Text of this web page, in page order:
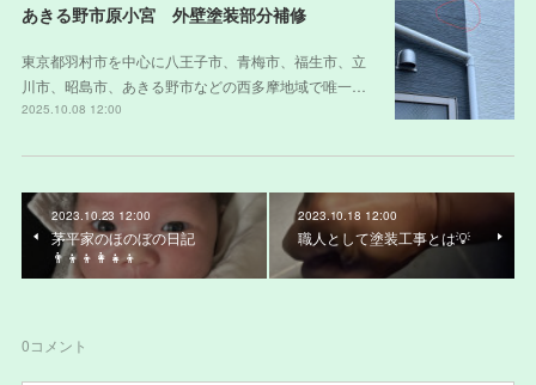
あきる野市原小宮 外壁塗装部分補修
東京都羽村市を中心に八王子市、青梅市、福生市、立
川市、昭島市、あきる野市などの西多摩地域で唯一…
2025.10.08 12:00
2023.10.23 12:00
茅平家のほのぼの日記
👨‍👦‍👦👩‍👧‍👦
2023.10.18 12:00
職人として塗装工事とは💡
0コメント